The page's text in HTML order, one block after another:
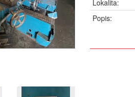
Lokalita:
Popis: